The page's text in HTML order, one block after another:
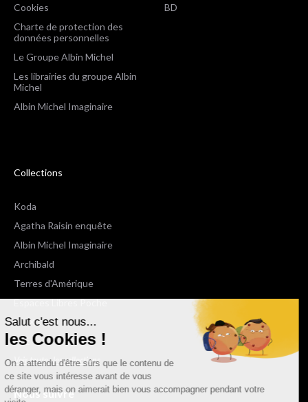
Salut c'est nous...
les Cookies !
On a attendu d'être sûrs que le contenu de
ce site vous intéresse avant de vous
déranger, mais on aimerait bien vous accompagner pendant votre
Cookies
Charte de protection des
données personnelles
Le Groupe Albin Michel
Les librairies du groupe Albin
Michel
Albin Michel Imaginaire
BD
Collections
Koda
Agatha Raisin enquête
Albin Michel Imaginaire
Archibald
Terres d'Amérique
Espaces Libres Poche
NOX
Wiz
Voir toutes les collections
Nous suivre